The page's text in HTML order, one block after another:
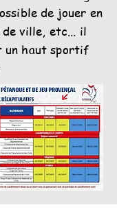
de jouer en
de ville, etc... il
un haut sportif